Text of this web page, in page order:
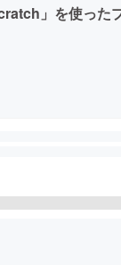
」を使った